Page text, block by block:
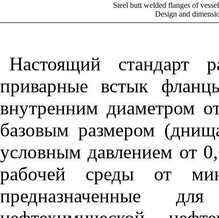
Steel butt welded flanges of
Design and
Настоящий стандарт
приварные встык
внутренним диаметром
базовым размером
условным давлением от
рабочей среды от
предназначенные